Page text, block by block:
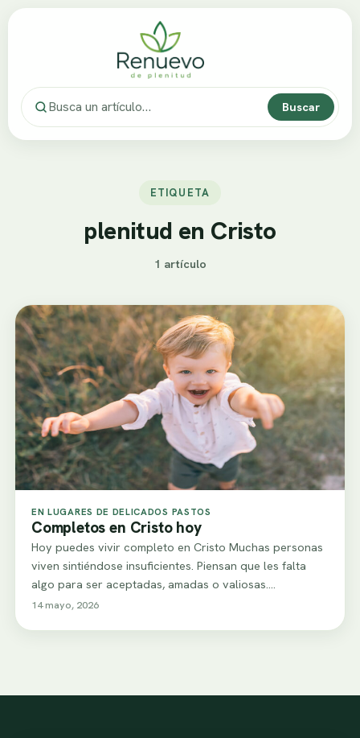
Buscar
ETIQUETA
plenitud en Cristo
1 artículo
EN LUGARES DE DELICADOS PASTOS
Completos en Cristo hoy
Hoy puedes vivir completo en Cristo Muchas personas
viven sintiéndose insuficientes. Piensan que les falta
algo para ser aceptadas, amadas o valiosas.…
14 mayo, 2026